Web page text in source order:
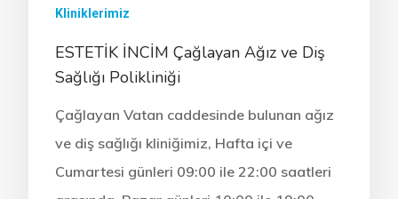
Kliniklerimiz
ESTETİK İNCİM Çağlayan Ağız ve Diş
Sağlığı Polikliniği
Çağlayan Vatan caddesinde bulunan ağız
ve diş sağlığı kliniğimiz, Hafta içi ve
Cumartesi günleri 09:00 ile 22:00 saatleri
ONLINE RANDEVU